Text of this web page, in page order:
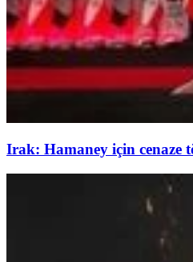
Irak: Hamaney için cenaze